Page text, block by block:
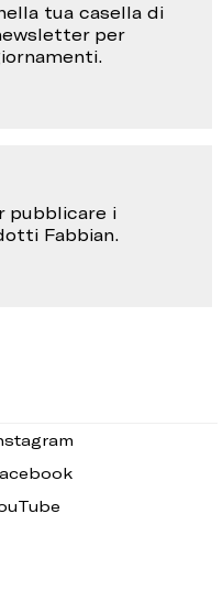
tua casella di
per
pubblicare i
Fabbian.